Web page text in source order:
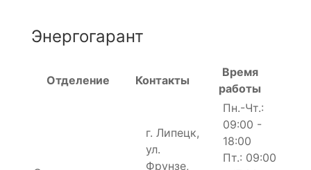
Энергогарант
Отделение Контакты
Время
работы
г. Липецк,
ул.
Фрунзе,
Пн.-Чт.:
09:00 -
18:00
Пт.: 09:00